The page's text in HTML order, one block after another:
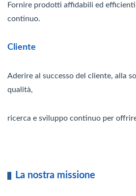
Fornire prodotti affidabili ed
continuo.
Cliente
Aderire al successo del cliente, alla
qualità,
ricerca e sviluppo continuo per
La nostra missione